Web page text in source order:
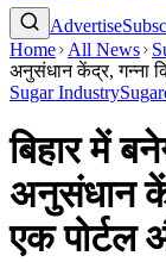
Advertise
Home
All News
अनुसंधान केंद्र, गन्ना
Sugar Industry
बिहार में
अनुसंधान
एक पोर्टल